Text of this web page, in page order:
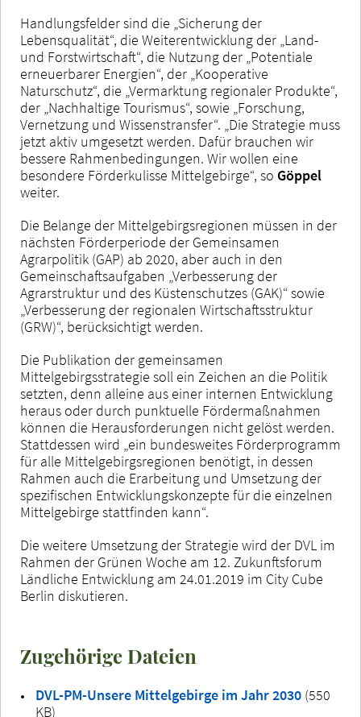
Handlungsfelder sind die „Sicherung der
Lebensqualität“, die Weiterentwicklung der „Land-
und Forstwirtschaft“, die Nutzung der „Potentiale
erneuerbarer Energien“, der „Kooperative
Naturschutz“, die „Vermarktung regionaler Produkte“,
der „Nachhaltige Tourismus“, sowie „Forschung,
Vernetzung und Wissenstransfer“. „Die Strategie muss
jetzt aktiv umgesetzt werden. Dafür brauchen wir
bessere Rahmenbedingungen. Wir wollen eine
besondere Förderkulisse Mittelgebirge“, so Göppel
weiter.
Die Belange der Mittelgebirgsregionen müssen in der
nächsten Förderperiode der Gemeinsamen
Agrarpolitik (GAP) ab 2020, aber auch in den
Gemeinschaftsaufgaben „Verbesserung der
Agrarstruktur und des Küstenschutzes (GAK)“ sowie
„Verbesserung der regionalen Wirtschaftsstruktur
(GRW)“, berücksichtigt werden.
Die Publikation der gemeinsamen
Mittelgebirgsstrategie soll ein Zeichen an die Politik
setzten, denn alleine aus einer internen Entwicklung
heraus oder durch punktuelle Fördermaßnahmen
können die Herausforderungen nicht gelöst werden.
Stattdessen wird „ein bundesweites Förderprogramm
für alle Mittelgebirgsregionen benötigt, in dessen
Rahmen auch die Erarbeitung und Umsetzung der
spezifischen Entwicklungskonzepte für die einzelnen
Mittelgebirge stattfinden kann“.
Die weitere Umsetzung der Strategie wird der DVL im
Rahmen der Grünen Woche am 12. Zukunftsforum
Ländliche Entwicklung am 24.01.2019 im City Cube
Berlin diskutieren.
Zugehörige Dateien
DVL-PM-Unsere Mittelgebirge im Jahr 2030 (550
KB)